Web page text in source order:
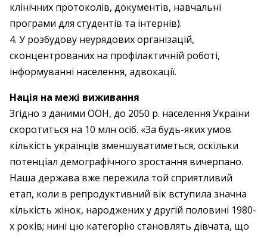
клінічних протоколів, документів, навчальні
програми для студентів та інтернів).
4. У розбудову неурядових організацій,
сконцентрованих на профілактичній роботі,
інформуванні населення, адвокації.
Нація на межі виживання
Згідно з даними ООН, до 2050 р. населення України
скоротиться на 10 млн осіб. «За будь-яких умов
кількість українців зменшуватиметься, оскільки
потенціал демографічного зростання вичерпано.
Наша держава вже пережила той сприятливий
етап, коли в репродуктивний вік вступила значна
кількість жінок, народжених у другій половині 1980-
х років; нині цю категорію становлять дівчата, що